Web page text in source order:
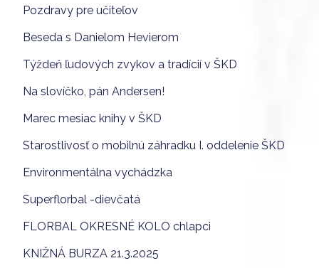
Pozdravy pre učiteľov
Beseda s Danielom Hevierom
Týždeň ľudových zvykov a tradícií v ŠKD
Na slovíčko, pán Andersen!
Marec mesiac knihy v ŠKD
Starostlivosť o mobilnú záhradku I. oddelenie ŠKD
Environmentálna vychádzka
Superflorbal -dievčatá
FLORBAL OKRESNÉ KOLO chlapci
KNIŽNÁ BURZA 21.3.2025